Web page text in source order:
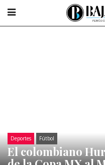
Deportes Fútbol
El colombiano